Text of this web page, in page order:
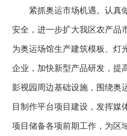
紧抓奥运市场机遇。认真
安全，进一步扩大我区农产品
为奥运场馆生产建筑模板、灯
企业，加快新型产品研发，提
影视园周边基础设施，围绕奥
目制作平台项目建设，发挥媒
项目储备各项前期工作，为区